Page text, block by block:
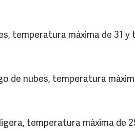
temperatura máxima de 31
de nubes, temperatura
temperatura máxima de